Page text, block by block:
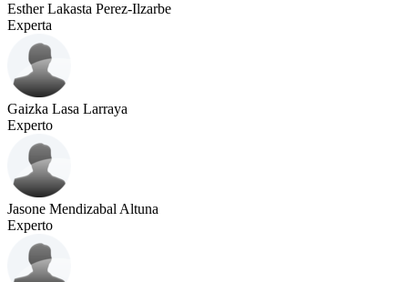
Esther Lakasta Perez-Ilzarbe
Experta
Gaizka Lasa Larraya
Experto
Jasone Mendizabal Altuna
Experto